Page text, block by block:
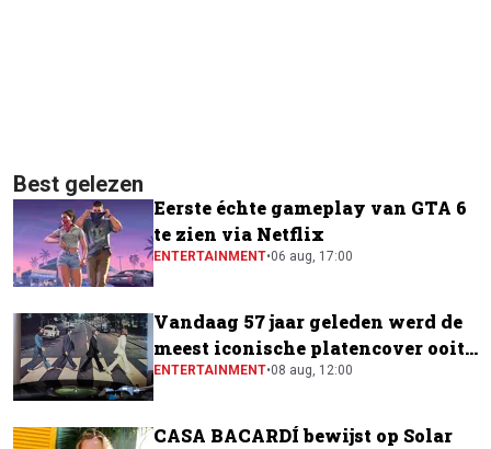
Best gelezen
Eerste échte gameplay van GTA 6
te zien via Netflix
ENTERTAINMENT•06 aug, 17:00
Vandaag 57 jaar geleden werd de
meest iconische platencover ooit
gemaakt
ENTERTAINMENT•08 aug, 12:00
CASA BACARDÍ bewijst op Solar